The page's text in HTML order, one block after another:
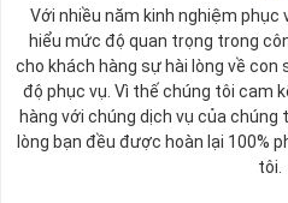
Sim Lục Quý 9
Với nhiều năm kinh nghiệm phục
hiểu mức độ quan trọng trong
cho khách hàng sự hài lòng về con
độ phục vụ. Vì thế chúng tôi cam
hàng với chúng dịch vụ của chúng
lòng bạn đều được hoàn lại 100%
tôi.